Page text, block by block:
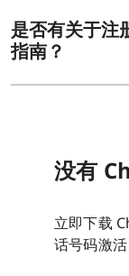
是否有关于注
指南？
没有
立即下载
话号码激